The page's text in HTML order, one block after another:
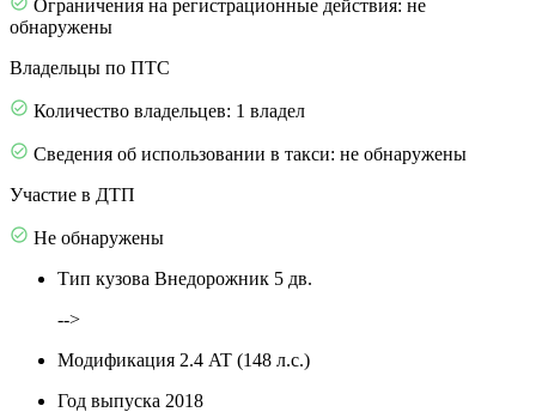
Ограничения на регистрационные действия: не
обнаружены
Владельцы по ПТС
Количество владельцев: 1 владел
Сведения об использовании в такси: не обнаружены
Участие в ДТП
Не обнаружены
Тип кузова Внедорожник 5 дв.
-->
Модификация 2.4 AT (148 л.с.)
Год выпуска 2018